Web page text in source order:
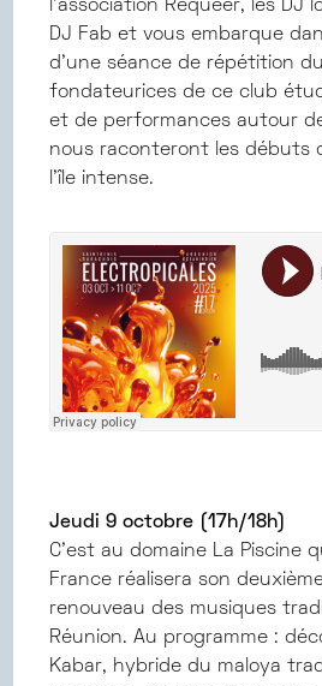
l’association Requeer, les DJ
DJ Fab et vous embarque
d’une séance de répétition
fondateurices de ce club
et de performances autour
nous raconteront les débuts
l’île intense.
Jeudi 9 octobre (17h/18h)
C’est au domaine La Piscine
France réalisera son
renouveau des musiques
Réunion. Au programme :
Kabar, hybride du maloya